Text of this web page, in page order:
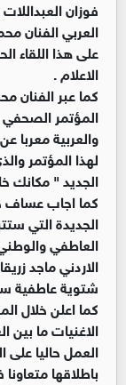
فوزان
العربي الفنان
على هذا اللقاء
الاعلام .
كما عبر الفنان
المؤتمر الصحفي
والعربية معربا
لهذا المؤتمر
الجديد " مكانك
كما اجاب عساف
الجديدة التي
العاطفي
الاردني ماجد
شتوية عاطفية
كما اعلن خلال
العمل حاليا على
باطلاقها